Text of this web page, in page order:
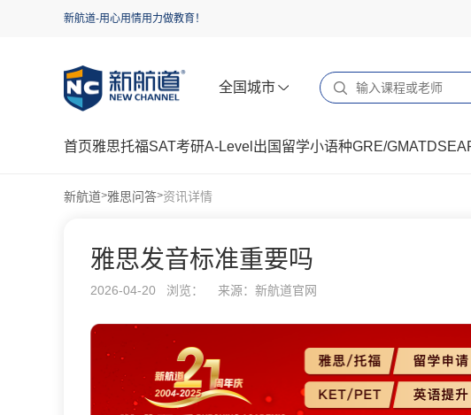
新航道-用心用情用力做教育！
全国城市
首页雅思托福SAT考研A-Level 出国留学小语种GRE/GMATDSE
新航道>雅思问答>资讯详情
雅思发音标准重要吗
2026-04-20 浏览： 来源：新航道官网